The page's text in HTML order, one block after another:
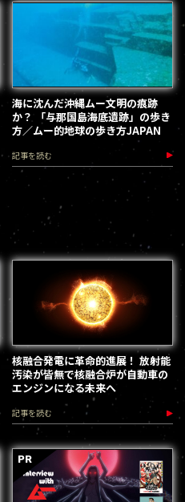
海に沈んだ沖縄ムー文明の痕跡
か？ 「与那国島海底遺跡」の歩き
方／ムー的地球の歩き方JAPAN
記事を読む
核融合発電に革命的進展！ 放射能
汚染が皆無で核融合炉が自動車の
エンジンになる未来へ
記事を読む